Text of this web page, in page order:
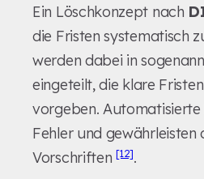
Ein Löschkonzept nach
die Fristen systematisch
werden dabei in
eingeteilt, die klare
vorgeben. Automatisierte
Fehler und gewährleisten
Vorschriften[12].